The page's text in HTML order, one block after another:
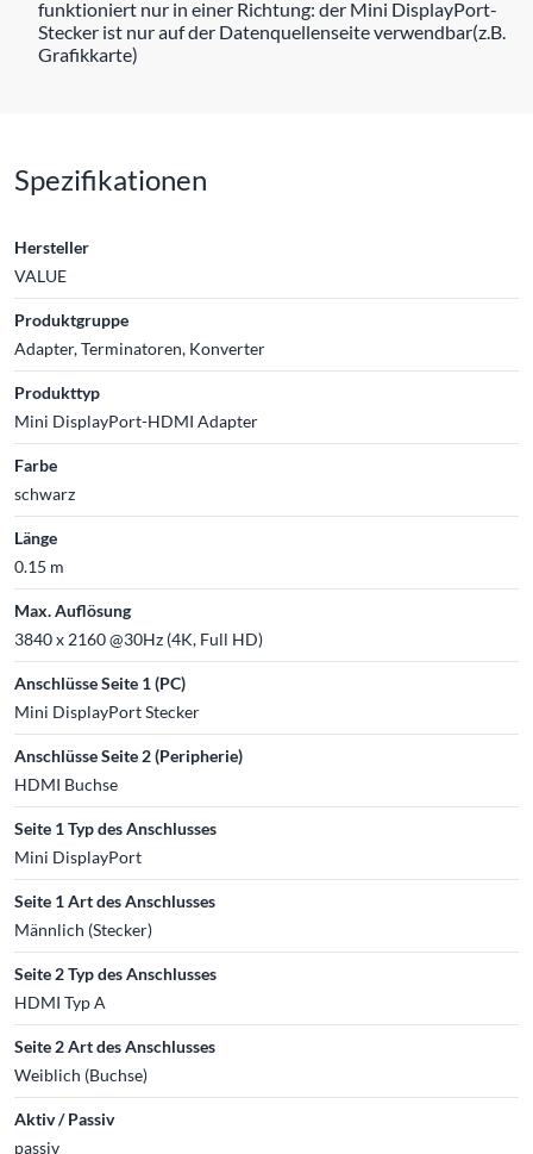
funktioniert nur in einer Richtung: der Mini DisplayPort-
Stecker ist nur auf der Datenquellenseite verwendbar(z.B.
Grafikkarte)
Spezifikationen
Hersteller
VALUE
Produktgruppe
Adapter, Terminatoren, Konverter
Produkttyp
Mini DisplayPort-HDMI Adapter
Farbe
schwarz
Länge
0.15 m
Max. Auflösung
3840 x 2160 @30Hz (4K, Full HD)
Anschlüsse Seite 1 (PC)
Mini DisplayPort Stecker
Anschlüsse Seite 2 (Peripherie)
HDMI Buchse
Seite 1 Typ des Anschlusses
Mini DisplayPort
Seite 1 Art des Anschlusses
Männlich (Stecker)
Seite 2 Typ des Anschlusses
HDMI Typ A
Seite 2 Art des Anschlusses
Weiblich (Buchse)
Aktiv / Passiv
passiv